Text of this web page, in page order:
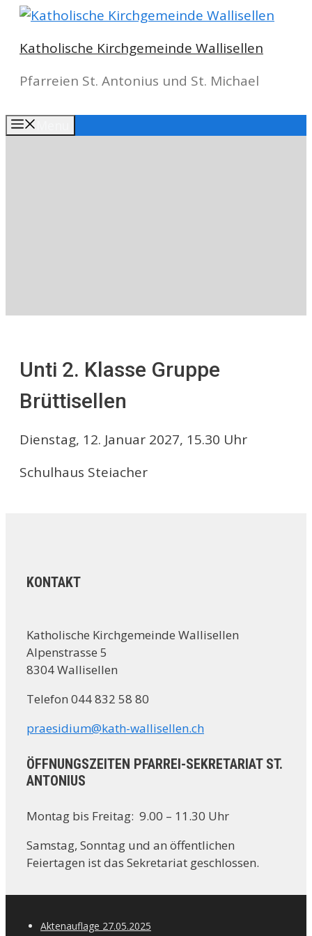
Springe
Inhalt
Katholische Kirchgemeinde Wallisellen
Pfarreien St. Antonius und St. Michael
Unti 2. Klasse Gruppe
Brüttisellen
Dienstag, 12. Januar 2027, 15.30 Uhr
Schulhaus Steiacher
KONTAKT
Katholische Kirchgemeinde Wallisellen
Alpenstrasse 5
8304 Wallisellen
Telefon 044 832 58 80
praesidium@kath-wallisellen.ch
ÖFFNUNGSZEITEN PFARREI-SEKRETARIAT ST.
ANTONIUS
Montag bis Freitag: 9.00 – 11.30 Uhr
Samstag, Sonntag und an öffentlichen
Feiertagen ist das Sekretariat geschlossen.
Aktenauflage 27.05.2025